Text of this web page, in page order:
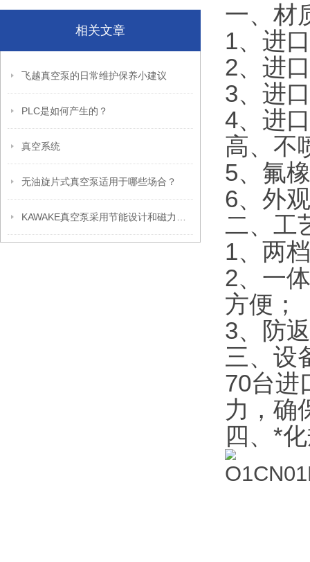
相关文章
飞越真空泵的日常维护保养小建议
PLC是如何产生的？
真空系统
无油旋片式真空泵适用于哪些场合？
一、材
1、进
2、进
3、进
4、进
高、不
5、氟
6、外
二、工
1、两
2、一
方便；
3、防
三、设
70台进
力，确
四、*